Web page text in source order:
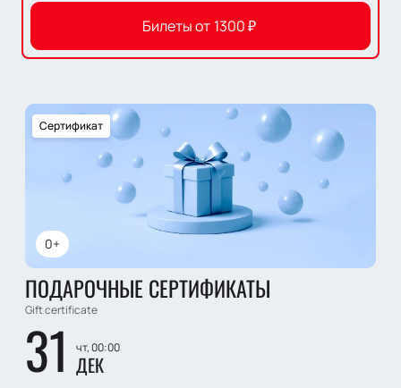
Билеты от 1300₽
0+
Сертификат
ПОДАРОЧНЫЕ СЕРТИФИКАТЫ
Gift certificate
31 чт, 00:00
ДЕК